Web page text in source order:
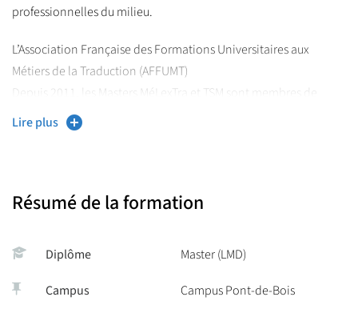
professionnelles du milieu.
L’Association Française des Formations Universitaires aux
Métiers de la Traduction (AFFUMT)
Depuis 2011, les Masters MéLexTra et TSM sont membres de
l’AFFUMT, dont le but est de permettre aux formations qu’elle
représente de coordonner leurs actions en vue d’assurer la
http://www.affumt.fr
Les Masters MéLexTra et TSM sont labellisés membres du réseau
EMT.
Ce label est réservé aux programmes de master en Europe qui
Lire plus
Résumé de la formation
Diplôme Master (LMD)
Campus Campus Pont-de-Bois